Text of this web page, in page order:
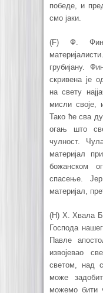
победе, и
смо јаки.
(F) Ф.
грубијану.
скривена је
на свету
мисли своје,
Тако ће сва
огањ што
чулност.
материјал
божанском
спасење.
материјал,
(H) Х. Хвала
Господа
Павле
извојевао
светом, над
може
можемо бити